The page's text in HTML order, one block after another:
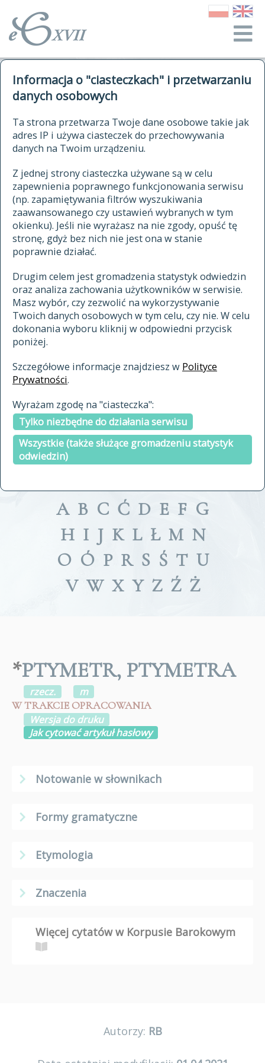
Informacja o "ciasteczkach" i przetwarzaniu
danych osobowych
Ta strona przetwarza Twoje dane osobowe takie jak
adres IP i używa ciasteczek do przechowywania
danych na Twoim urządzeniu.
Z jednej strony ciasteczka używane są w celu
zapewnienia poprawnego funkcjonowania serwisu
(np. zapamiętywania filtrów wyszukiwania
zaawansowanego czy ustawień wybranych w tym
okienku). Jeśli nie wyrażasz na nie zgody, opuść tę
stronę, gdyż bez nich nie jest ona w stanie
poprawnie działać.
Drugim celem jest gromadzenia statystyk odwiedzin
oraz analiza zachowania użytkowników w serwisie.
Masz wybór, czy zezwolić na wykorzystywanie
Twoich danych osobowych w tym celu, czy nie. W celu
dokonania wyboru kliknij w odpowiedni przycisk
poniżej.
Szczegółowe informacje znajdziesz w Polityce
Prywatności.
Wyrażam zgodę na "ciasteczka":
Tylko niezbędne do działania serwisu
Wszystkie (także służące gromadzeniu statystyk
odwiedzin)
autorzy Słownika
historia
publikacje
źródła
autorzy tekstów źródłowych
zasady opracowania
statystyki
najnowsze hasła
ostatnio zmodyfikowane hasła
materiały archiwalne
cytowanie
kontakt
kwerendy
jak cytować Słownik
ELEKTRONICZNY SŁOWNIK
JĘZYKA POLSKIEGO
XVII I XVIII WIEKU
znajdź hasła
zaczynające się od
indeksie
a fronte
a tergo
A B C Ć D E F G
H I J K L Ł M N
O Ó P R S Ś T U
V W X Y Z Ź Ż
*PTYMETR, PTYMETRA
rzecz.
m
W TRAKCIE OPRACOWANIA
Wersja do druku
Jak cytować artykuł hasłowy
Notowanie w słownikach
Formy gramatyczne
Etymologia
Znaczenia
Więcej cytatów w Korpusie Barokowym
Autorzy: RB